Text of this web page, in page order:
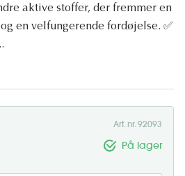
aktive stoffer, der fremmer en
en velfungerende fordøjelse. ✅
Art. nr. 92093
På lager